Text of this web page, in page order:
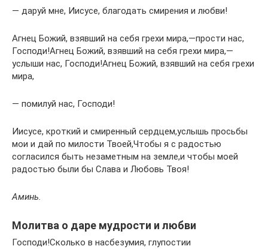
— даруй мне, Иисусе, благодать смирения и любви!
Агнец Божий, взявший на себя грехи мира,—прости нас,
Господи!Агнец Божий, взявший на себя грехи мира,—
услыши нас, Господи!Агнец Божий, взявший на себя грехи
мира,
— помилуй нас, Господи!
Иисусе, кроткий и смиренный сердцем,услышь просьбы
мои и дай по милости Твоей,Чтобы я с радостью
согласился быть незаметным на земле,и чтобы моей
радостью были бы Слава и Любовь Твоя!
Аминь.
Молитва о даре мудрости и любви
Господи!Сколько в насбезумия, глупостии